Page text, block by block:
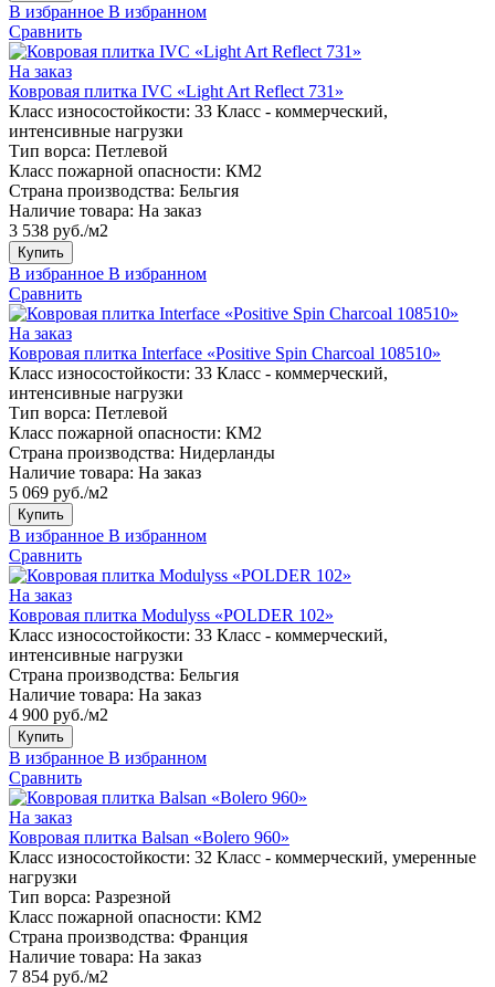
В избранное В избранном
Сравнить
На заказ
Ковровая плитка IVC «Light Art Reflect 731»
Класс износостойкости: 33 Класс - коммерческий,
интенсивные нагрузки
Тип ворса: Петлевой
Класс пожарной опасности: КМ2
Страна производства: Бельгия
Наличие товара: На заказ
3 538 руб./м2
Купить
В избранное В избранном
Сравнить
На заказ
Ковровая плитка Interface «Positive Spin Charcoal 108510»
Класс износостойкости: 33 Класс - коммерческий,
интенсивные нагрузки
Тип ворса: Петлевой
Класс пожарной опасности: КМ2
Страна производства: Нидерланды
Наличие товара: На заказ
5 069 руб./м2
Купить
В избранное В избранном
Сравнить
На заказ
Ковровая плитка Modulyss «POLDER 102»
Класс износостойкости: 33 Класс - коммерческий,
интенсивные нагрузки
Страна производства: Бельгия
Наличие товара: На заказ
4 900 руб./м2
Купить
В избранное В избранном
Сравнить
На заказ
Ковровая плитка Balsan «Bolero 960»
Класс износостойкости: 32 Класс - коммерческий, умеренные
нагрузки
Тип ворса: Разрезной
Класс пожарной опасности: КМ2
Страна производства: Франция
Наличие товара: На заказ
7 854 руб./м2